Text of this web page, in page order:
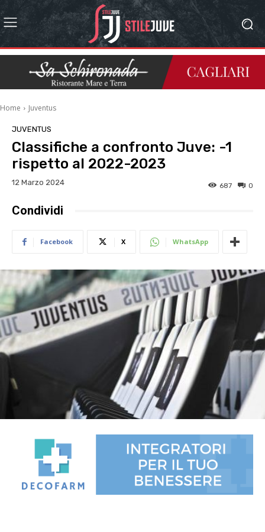
Home Juventus
JUVENTUS
Classifiche a confronto Juve: -1
rispetto al 2022-2023
12 Marzo 2024 0
687
Condividi
Facebook X WhatsApp